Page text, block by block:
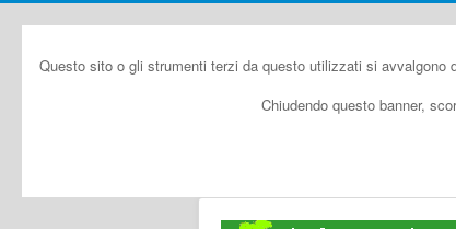
Questo sito o gli strumenti terzi da questo utilizzati si
Chiudendo questo banner,